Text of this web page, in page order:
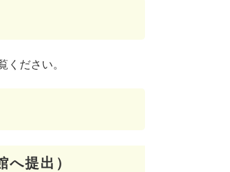
ください。​
へ提出）